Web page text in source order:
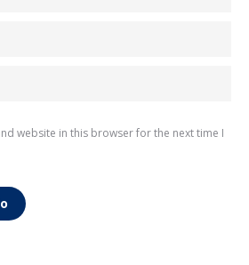
website in this browser for the next time I